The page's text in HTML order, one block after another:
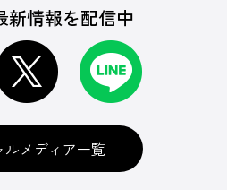
新情報を配信中
ルメディア一覧